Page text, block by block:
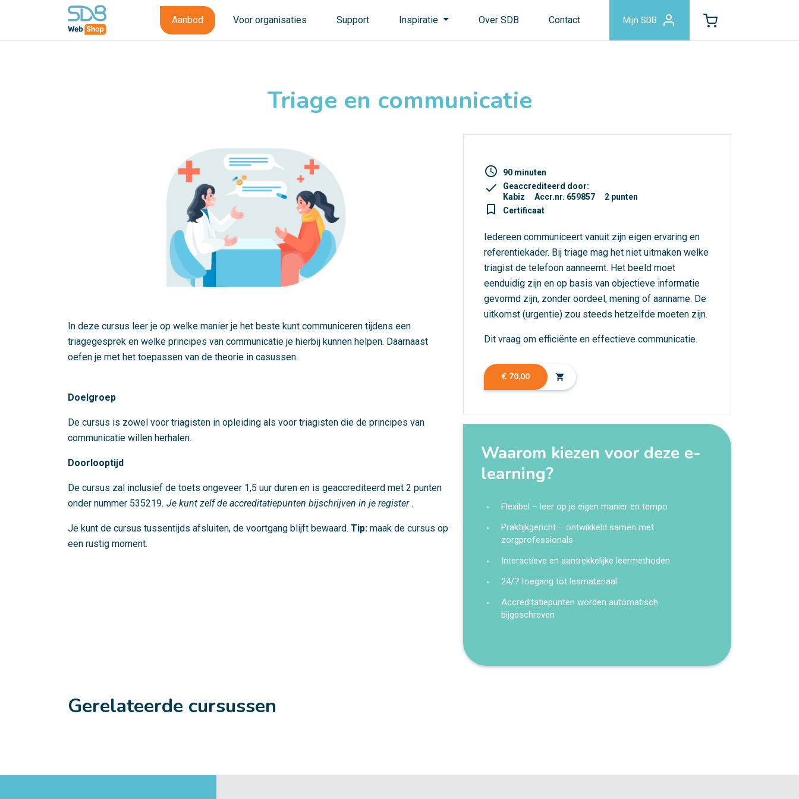
Aanbod Voor organisaties Support Inspiratie Over SDB Contact Mijn SDB
Triage en communicatie
In deze cursus leer je op welke manier je het beste kunt communiceren tijdens een
triagegesprek en welke principes van communicatie je hierbij kunnen helpen. Daarnaast
oefen je met het toepassen van de theorie in casussen.
Doelgroep
De cursus is zowel voor triagisten in opleiding als voor triagisten die de principes van
communicatie willen herhalen.
Doorlooptijd
De cursus zal inclusief de toets ongeveer 1,5 uur duren en is geaccrediteerd met 2 punten
onder nummer 535219. Je kunt zelf de accreditatiepunten bijschrijven in je register.
Je kunt de cursus tussentijds afsluiten, de voortgang blijft bewaard. Tip: maak de cursus op
een rustig moment.
access_time 90 minuten
check
Geaccrediteerd door:
Kabiz
Accr.nr. 659857 2 punten
turned_in_not Certificaat
Iedereen communiceert vanuit zijn eigen ervaring en
referentiekader. Bij triage mag het niet uitmaken welke
triagist de telefoon aanneemt. Het beeld moet
eenduidig zijn en op basis van objectieve informatie
gevormd zijn, zonder oordeel, mening of aanname. De
uitkomst (urgentie) zou steeds hetzelfde moeten zijn.
Dit vraag om efficiënte en effectieve communicatie.
€ 70,00 shopping_cart
Waarom kiezen voor deze e-
learning?
Flexibel – leer op je eigen manier en tempo
Praktijkgericht – ontwikkeld samen met
zorgprofessionals
Interactieve en aantrekkelijke leermethoden
24/7 toegang tot lesmateriaal
Accreditatiepunten worden automatisch
bijgeschreven
Gerelateerde cursussen